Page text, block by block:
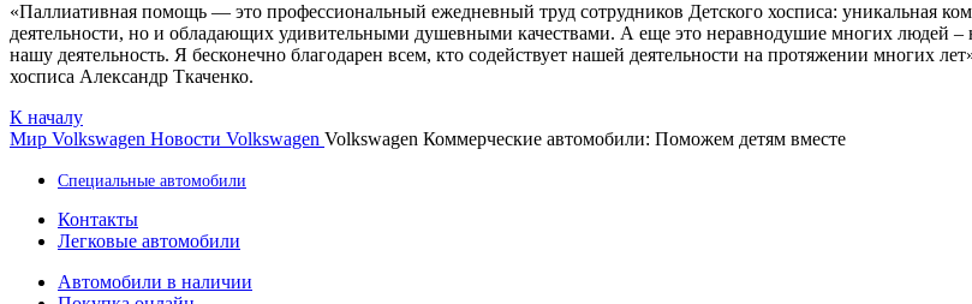
«Паллиативная помощь — это профессиональный ежедневный труд сотрудников Детского хосписа: уникальная
деятельности, но и обладающих удивительными душевными качествами. А еще это неравнодушие многих людей
нашу деятельность. Я бесконечно благодарен всем, кто содействует нашей деятельности на протяжении многих
хосписа Александр Ткаченко.
К началу
Мир Volkswagen Новости Volkswagen Volkswagen Коммерческие автомобили: Поможем детям вместе
Специальные автомобили
Контакты
Легковые автомобили
Автомобили в наличии